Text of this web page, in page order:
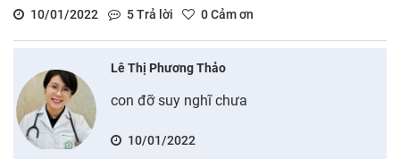
10/01/2022
5Trả lời 0Cảm ơn
Lê Thị Phương Thảo
con đỡ suy nghĩ chưa
10/01/2022